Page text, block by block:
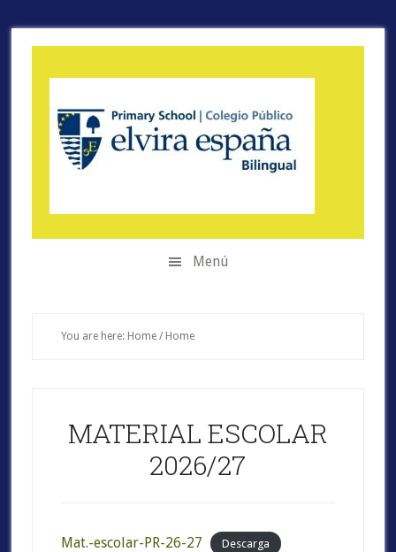
al
secundario
to
to
Menú
You are here: Home /Home
MATERIAL ESCOLAR
2026/27
Mat.-escolar-PR-26-27 Descarga